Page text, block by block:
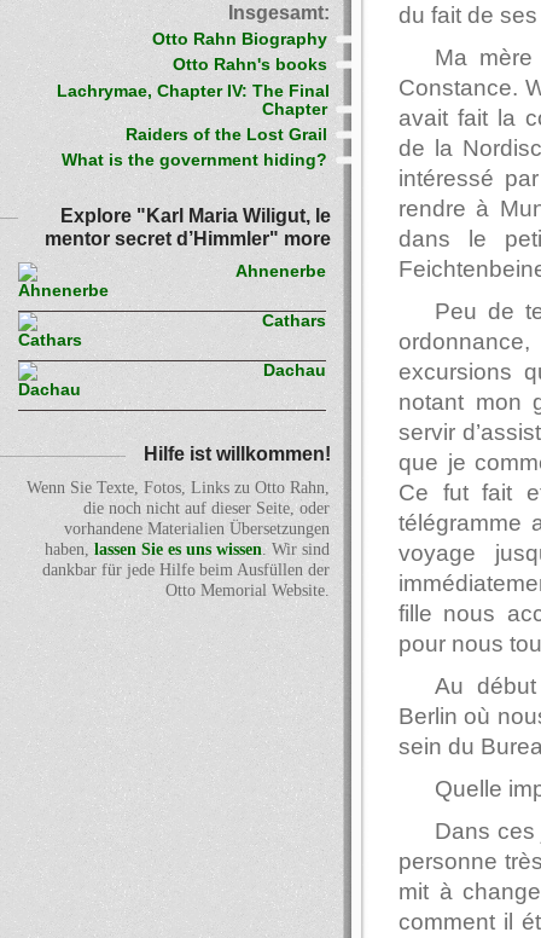
du fait de
Ma
Constance.
avait fait la
de la
intéressé
rendre à
dans le
Peu de
excursions
notant mon
servir
que je
Ce fut fait
télégramme
voyage
fille nous
pour nous
Au
Berlin où
sein du
Quelle
Dans ces
personne
mit à
comment il
Insgesamt:
Otto Rahn Biography
Otto Rahn's books
Lachrymae, Chapter IV: The Final
Chapter
Raiders of the Lost Grail
What is the government hiding?
Explore "Karl Maria Wiligut, le
mentor secret d’Himmler" more
Ahnenerbe
Cathars
Dachau
Hilfe ist willkommen!
Wenn Sie Texte, Fotos, Links zu Otto Rahn,
die noch nicht auf dieser Seite, oder
vorhandene Materialien Übersetzungen
haben, lassen Sie es uns wissen. Wir sind
dankbar für jede Hilfe beim Ausfüllen der
Otto Memorial Website.